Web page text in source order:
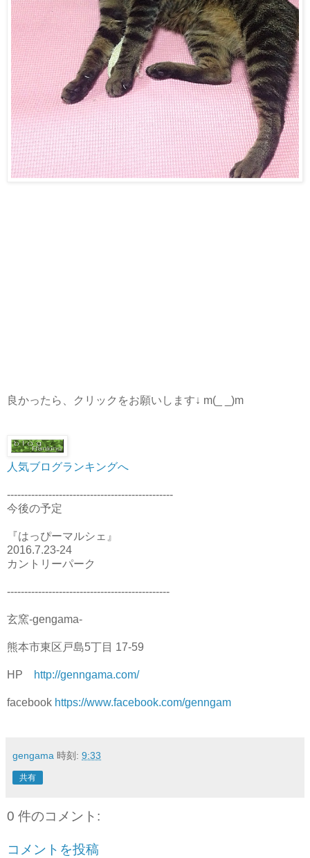
良かったら、クリックをお願いします↓ m(_ _)m
人気ブログランキングへ
------------------------------------------------
今後の予定
『はっぴーマルシェ』
2016.7.23-24
カントリーパーク
-----------------------------------------------
玄窯-gengama-
熊本市東区戸島5丁目 17-59
HP http://genngama.com/
facebook https://www.facebook.com/genngam
gengama 時刻: 9:33
共有
0 件のコメント:
コメントを投稿